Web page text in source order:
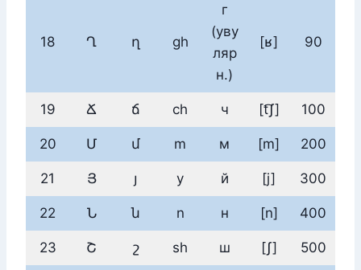
18 Ղ ղ gh
г
(уву
ляр
н.)
[ʁ] 90
19 Ճ ճ ch ч [t͡ʃ] 100
20 Մ մ m м [m] 200
21 Յ յ y й [j] 300
22 Ն ն n н [n] 400
23 Շ շ sh ш [ʃ] 500